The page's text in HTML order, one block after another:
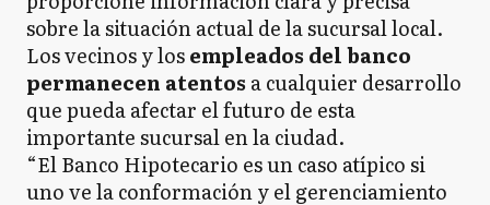
sobre la situación actual de la sucursal local.
Los vecinos y losempleados del banco
permanecen atentos a cualquier desarrollo
que pueda afectar el futuro de esta
importante sucursal en la ciudad.
“El Banco Hipotecario es un caso atípico si
uno ve la conformación y el gerenciamiento